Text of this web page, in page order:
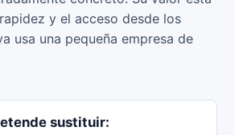
y el acceso desde los
usa una pequeña empresa de
sustituir: